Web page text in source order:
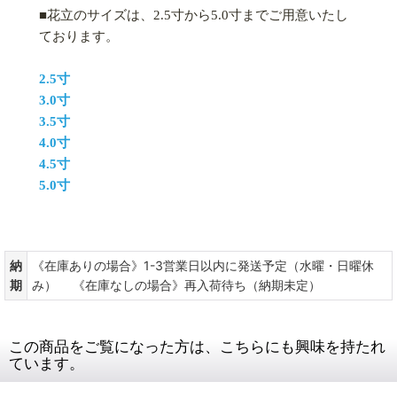
■花立のサイズは、2.5寸から5.0寸までご用意いたし
ております。
2.5寸
3.0寸
3.5寸
4.0寸
4.5寸
5.0寸
納
期
《在庫ありの場合》1-3営業日以内に発送予定（水曜・日曜休
み） 《在庫なしの場合》再入荷待ち（納期未定）
この商品をご覧になった方は、こちらにも興味を持たれ
ています。